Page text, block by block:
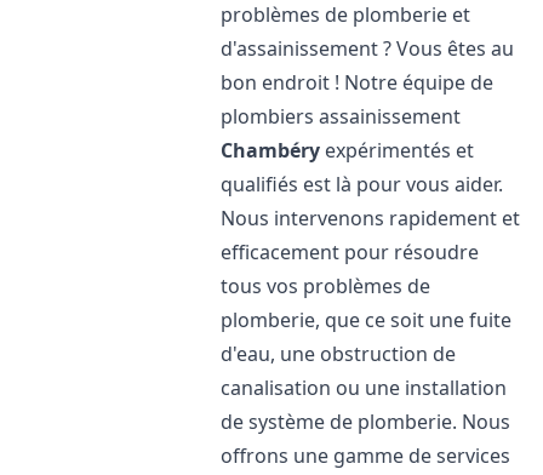
problèmes de plomberie et
d'assainissement ? Vous êtes au
bon endroit ! Notre équipe de
plombiers assainissement
Chambéry expérimentés et
qualifiés est là pour vous aider.
Nous intervenons rapidement et
efficacement pour résoudre
tous vos problèmes de
plomberie, que ce soit une fuite
d'eau, une obstruction de
canalisation ou une installation
de système de plomberie. Nous
offrons une gamme de services